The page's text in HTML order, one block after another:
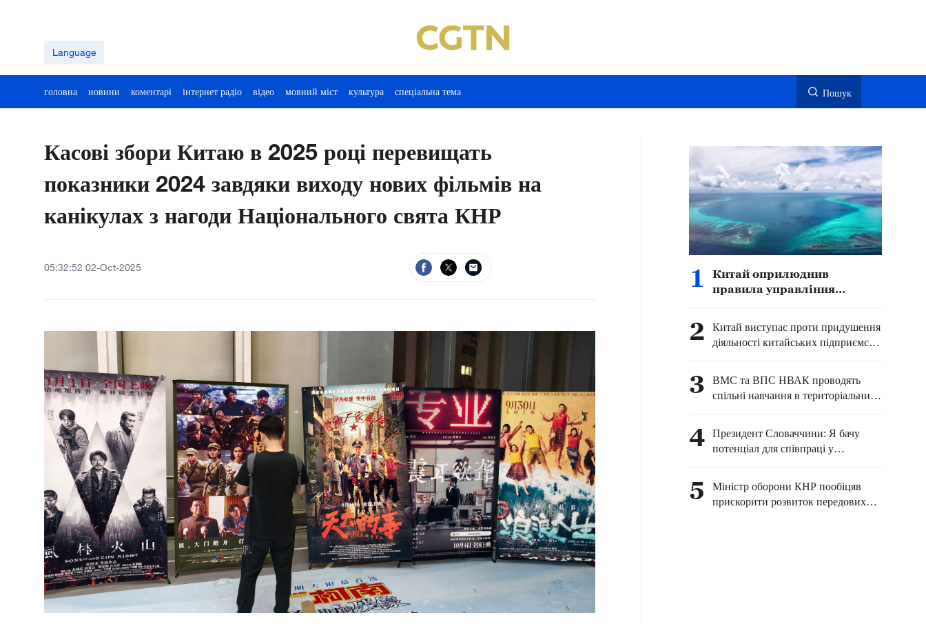
Language
головна новини коментарі інтернет радіо відео мовний міст культура спеціальна тема Пошук
Касові збори Китаю в 2025 році перевищать
показники 2024 завдяки виходу нових фільмів на
канікулах з нагоди Національного свята КНР
05:32:52 02-Oct-2025 1
Китай оприлюднив
правила управління
Хуан'яньдао
2 Китай виступає проти придушення
діяльності китайських підприємств
з боку США під приводом
3 ВМС та ВПС НВАК проводять
спільні навчання в територіальних
водах китайського острова
просторі над ним, а також у
прилеглих до нього районах
4 Президент Словаччини: Я бачу
потенціал для співпраці у
застосуванні нових технологій
5
Міністр оборони КНР пообіцяв
прискорити розвиток передових